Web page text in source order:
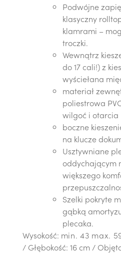
Podwójne
klasyczny
klamrami –
troczki.
Wewnątrz
do 17 cali!) z
wyściełana
materiał
poliestrowa
wilgoć i otarcia
boczne
na klucze
Usztywniane
oddychającym
większego
Szelki pokryte
gąbką
plecaka.
Wysokość: min. 43 max.
/ Głębokość: 16 cm /